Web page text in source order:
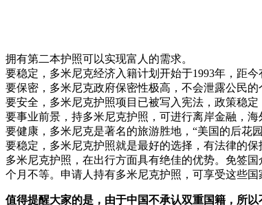
拥有第二本护照可以实现富人的需求。
要稳定，多米尼克经济入籍计划开始于1993年，距今
要保密，多米尼克政府保密性极高，不会泄露公民的
要安全，多米尼克护照项目已被写入宪法，政策稳定
要事业前景，持多米尼克护照，可进行离岸金融，海
要健康，多米尼克是著名的旅游胜地，“美国的后花
要稳定，多米尼克护照就是最好的选择，有法律的
多米尼克护照，在出行方面具有绝佳的优势。免签
个月不等。申请人持有多米尼克护照，可享受这些
值得提醒大家的是，由于中国不承认双重国籍，所